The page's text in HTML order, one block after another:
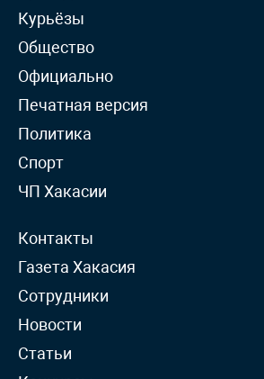
Курьёзы
Общество
Официально
Печатная версия
Политика
Спорт
ЧП Хакасии
Контакты
Газета Хакасия
Сотрудники
Новости
Статьи